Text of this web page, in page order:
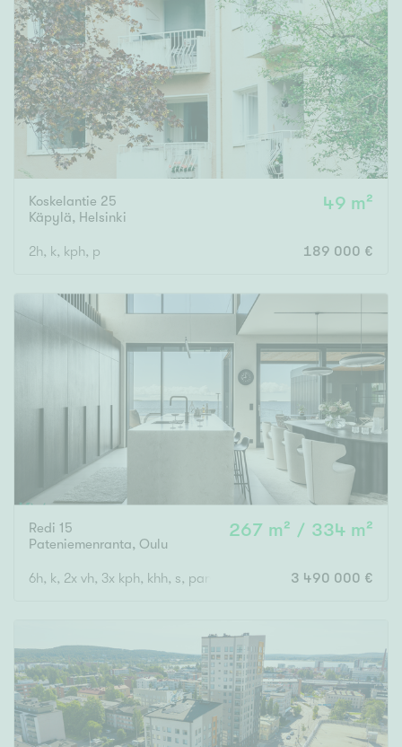
Koskelantie 25
Käpylä, Helsinki
49 m²
2h, k, kph, p 189 000 €
Redi 15
Pateniemenranta, Oulu
267 m² / 334 m²
6h, k, 2x vh, 3x kph, khh, s, parveke, terassi + ulkosauna
3 490 000 €